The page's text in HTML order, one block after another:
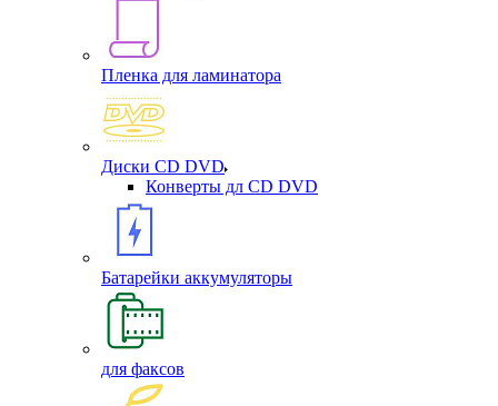
Пленка для ламинатора
Диски CD DVD
Конверты дл CD DVD
Батарейки аккумуляторы
для факсов